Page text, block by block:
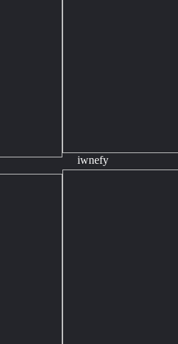
iwnefy